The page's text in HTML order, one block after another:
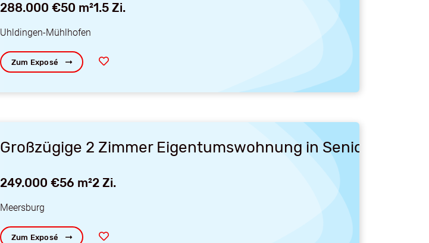
288.000 €50 m²1.5 Zi.
Uhldingen-Mühlhofen
Zum Exposé
Großzügige 2 Zimmer Eigentumswohnung in
249.000 €56 m²2 Zi.
Meersburg
Zum Exposé